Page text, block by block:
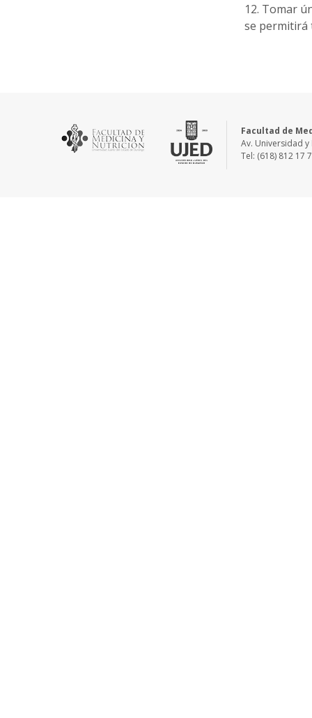
Tomar
se permitirá
Facultad de
Av. Universidad y
Tel: (618) 812 17